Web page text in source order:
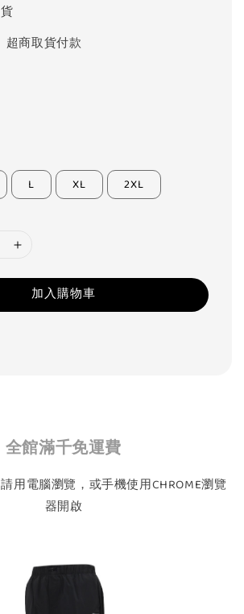
超商取貨付款
L XL 2XL
加入購物車
全館滿千免運費
用電腦瀏覽，或手機使用CHROME瀏覽
器開啟